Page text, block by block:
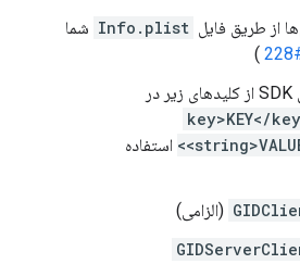
از طریق فایل Info.plist شما
)
برای پیکربندی SDK از کلیدهای زیر در
<key>KEY</
استفاده
(الزامی)